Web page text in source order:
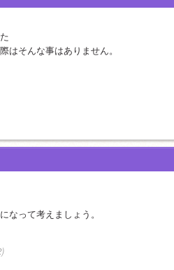
はそんな事はありません。
なって考えましょう。